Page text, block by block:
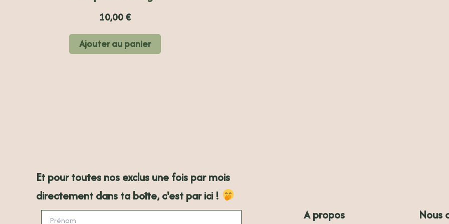
10,00€
Ajouter au panier
Et pour toutes nos exclus une fois par mois
directement dans ta boîte, c'est par ici !
A propos
Nous